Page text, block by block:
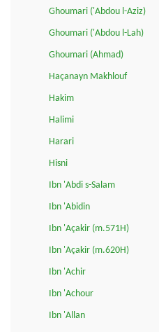
Ghoumari ('Abdou l-Aziz)
Ghoumari ('Abdou l-Lah)
Ghoumari (Ahmad)
Haçanayn Makhlouf
Hakim
Halimi
Harari
Hisni
Ibn 'Abdi s-Salam
Ibn 'Abidin
Ibn 'Açakir (m.571H)
Ibn 'Açakir (m.620H)
Ibn 'Achir
Ibn 'Achour
Ibn 'Allan